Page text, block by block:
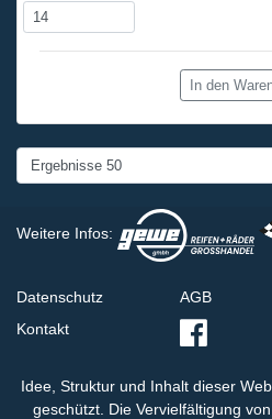
In den
Weitere Infos:
Datenschutz
Kontakt
AGB
Idee, Struktur und Inhalt dieser
geschützt. Die Vervielfältigung